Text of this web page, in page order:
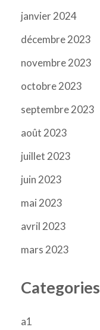
janvier 2024
décembre 2023
novembre 2023
octobre 2023
septembre 2023
août 2023
juillet 2023
juin 2023
mai 2023
avril 2023
mars 2023
Categories
a1